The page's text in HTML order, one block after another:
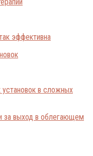
эффективна
в сложных